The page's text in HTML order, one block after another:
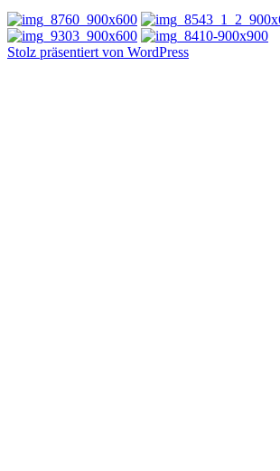
Stolz präsentiert von WordPress